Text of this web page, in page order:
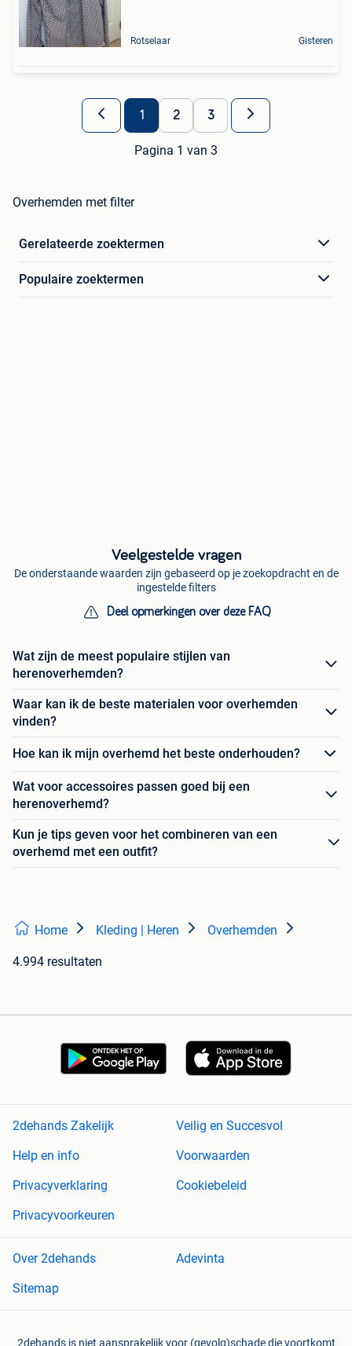
Rotselaar Gisteren
1 2 3
Pagina 1 van 3
Overhemden met filter
Gerelateerde zoektermen
Populaire zoektermen
Veelgestelde vragen
De onderstaande waarden zijn gebaseerd op je zoekopdracht en de
ingestelde filters
Deel opmerkingen over deze FAQ
Wat zijn de meest populaire stijlen van
herenoverhemden?
Waar kan ik de beste materialen voor overhemden
vinden?
Hoe kan ik mijn overhemd het beste onderhouden?
Wat voor accessoires passen goed bij een
herenoverhemd?
Kun je tips geven voor het combineren van een
overhemd met een outfit?
Home Kleding | Heren Overhemden
4.994 resultaten
2dehands Zakelijk
Veilig en Succesvol
Help en info
Voorwaarden
Privacyverklaring
Cookiebeleid
Privacyvoorkeuren
Over 2dehands
Adevinta
Sitemap
2dehands is niet aansprakelijk voor (gevolg)schade die voortkomt